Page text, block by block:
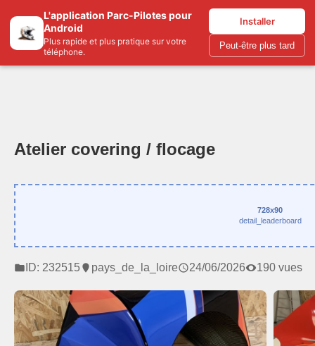
L'application Parc-Pilotes pour
Android
Plus rapide et plus pratique sur votre
téléphone.
Installer
Peut-être plus tard
Parc-pilotes.com
Atelier covering / flocage
728x90
detail_leaderboard
ID: 232515 pays_de_la_loire 24/06/2026 190 vues